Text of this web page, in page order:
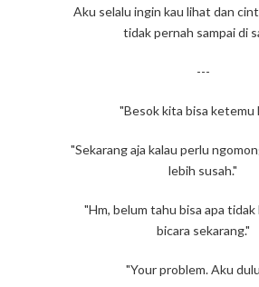
Aku selalu ingin kau lihat dan
tidak pernah sampai di
---
"Besok kita bisa ketemu
"Sekarang aja kalau perlu
lebih susah."
"Hm, belum tahu bisa apa tidak
bicara sekarang."
"Your problem. Aku